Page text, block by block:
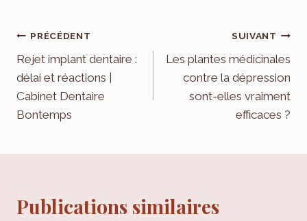
Navigation
de
l’article
PRÉCÉDENT
Rejet implant dentaire :
délai et réactions |
Cabinet Dentaire
Bontemps
SUIVANT
Les plantes médicinales
contre la dépression
sont-elles vraiment
efficaces ?
Publications similaires